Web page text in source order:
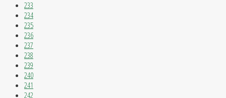
233
234
235
236
237
238
239
240
241
242